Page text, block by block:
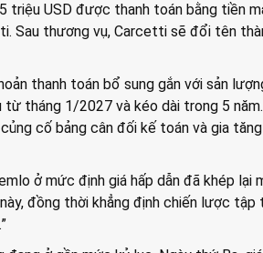
triệu USD được thanh toán bằng tiền
Sau thương vụ, Carcetti sẽ đổi tên
thanh toán bổ sung gắn với sản
từ tháng 1/2027 và kéo dài trong 5
cố bảng cân đối kế toán và gia
ở mức định giá hấp dẫn đã khép lại
đồng thời khẳng định chiến lược tập